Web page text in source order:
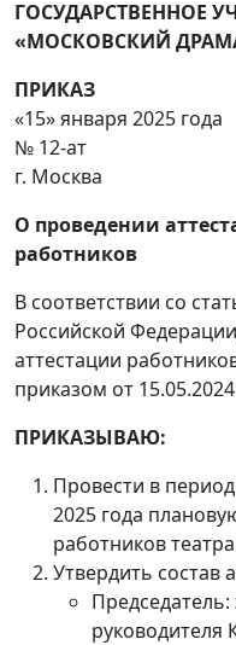
ГОСУДАРСТВЕННОЕ
«МОСКОВСКИЙ
ПРИКАЗ
«15» января 2025 года
№ 12-ат
г. Москва
О проведении
работников
В соответствии со
Российской
аттестации
приказом от
ПРИКАЗЫВАЮ:
Провести в
2025 года
работников
Утвердить состав
руководителя